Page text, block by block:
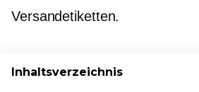
Versandetiketten.
Inhaltsverzeichnis